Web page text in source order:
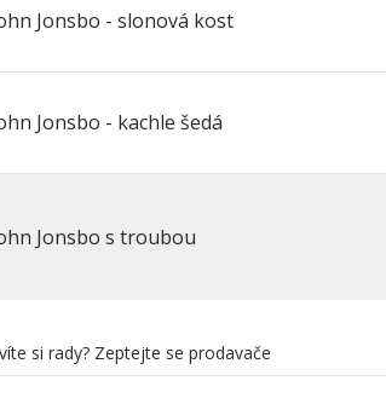
Jonsbo - slonová kost
Jonsbo - kachle šedá
Jonsbo s troubou
si rady? Zeptejte se prodavače